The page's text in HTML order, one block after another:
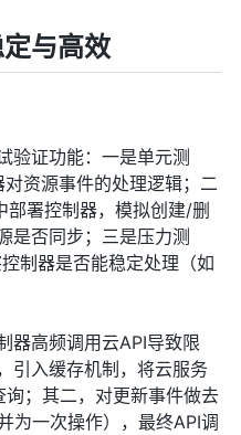
与高效
验证功能：一是单元测
资源事件的处理逻辑；二
署控制器，模拟创建/删
是否同步；三是压力测
制器是否能稳定处理（如
器高频调用云API导致限
引入缓存机制，将云服务
；其二，对更新事件做去
为一次操作），最终API调